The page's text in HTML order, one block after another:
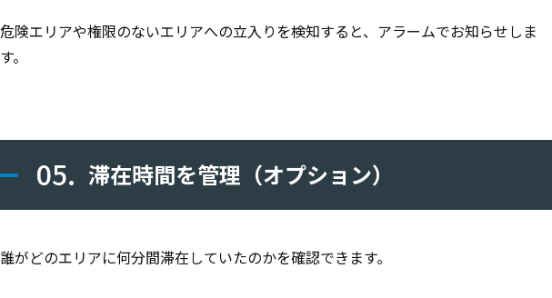
危険エリアや権限のないエリアへの立入りを検知すると、アラームでお知らせしま
す。
05. 滞在時間を管理（オプション）
誰がどのエリアに何分間滞在していたのかを確認できます。